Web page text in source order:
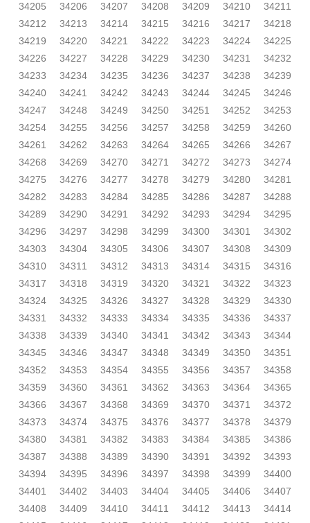
34205
34206 34207 34208 34209 34210
34211
34212
34213 34214 34215 34216 34217
34218
34219
34220 34221 34222 34223 34224
34225
34226
34227 34228 34229 34230 34231
34232
34233
34234 34235 34236 34237 34238
34239
34240
34241 34242 34243 34244 34245
34246
34247
34248 34249 34250 34251 34252
34253
34254
34255 34256 34257 34258 34259
34260
34261
34262 34263 34264 34265 34266
34267
34268
34269 34270 34271 34272 34273
34274
34275
34276 34277 34278 34279 34280
34281
34282
34283 34284 34285 34286 34287
34288
34289
34290 34291 34292 34293 34294
34295
34296
34297 34298 34299 34300 34301
34302
34303
34304 34305 34306 34307 34308
34309
34310
34311 34312 34313 34314 34315
34316
34317
34318 34319 34320 34321 34322
34323
34324
34325 34326 34327 34328 34329
34330
34331
34332 34333 34334 34335 34336
34337
34338
34339 34340 34341 34342 34343
34344
34345
34346 34347 34348 34349 34350
34351
34352
34353 34354 34355 34356 34357
34358
34359
34360 34361 34362 34363 34364
34365
34366
34367 34368 34369 34370 34371
34372
34373
34374 34375 34376 34377 34378
34379
34380
34381 34382 34383 34384 34385
34386
34387
34388 34389 34390 34391 34392
34393
34394
34395 34396 34397 34398 34399
34400
34401
34402 34403 34404 34405 34406
34407
34408
34409 34410 34411 34412 34413
34414